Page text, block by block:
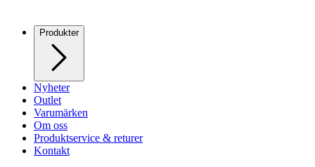
Produkter
Nyheter
Outlet
Varumärken
Om oss
Produktservice & returer
Kontakt